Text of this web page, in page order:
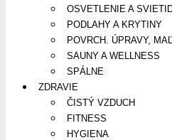
OSVETLENIE A
PODLAHY A KRYTINY
POVRCH. ÚPRAVY,
SAUNY A WELLNESS
SPÁLNE
ZDRAVIE
ČISTÝ VZDUCH
FITNESS
HYGIENA